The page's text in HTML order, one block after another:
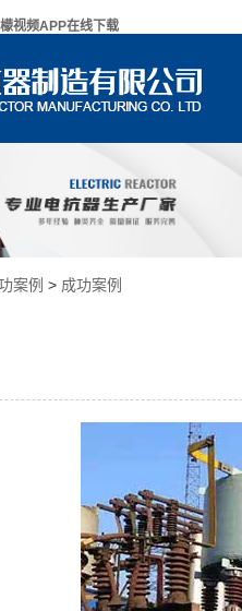
视频APP在线下载
案例 > 成功案例